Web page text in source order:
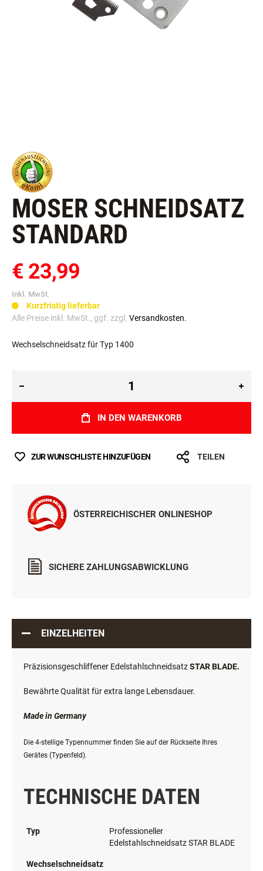
MOSER SCHNEIDSATZ
STANDARD
€ 23,99
Inkl. MwSt.
Kurzfristig lieferbar
Alle Preise inkl. MwSt., ggf. zzgl. Versandkosten.
Wechselschneidsatz für Typ 1400
IN DEN WARENKORB
ZUR WUNSCHLISTE HINZUFÜGEN TEILEN
ÖSTERREICHISCHER ONLINESHOP
SICHERE ZAHLUNGSABWICKLUNG
EINZELHEITEN
Präzisionsgeschliffener EdelstahlschneidsatzSTAR BLADE.
Bewährte Qualität für extra lange Lebensdauer.
Made in Germany
Die 4-stellige Typennummer finden Sie auf der Rückseite Ihres
Gerätes (Typenfeld).
TECHNISCHE DATEN
Typ
Professioneller
Edelstahlschneidsatz STAR BLADE
Wechselschneidsatz